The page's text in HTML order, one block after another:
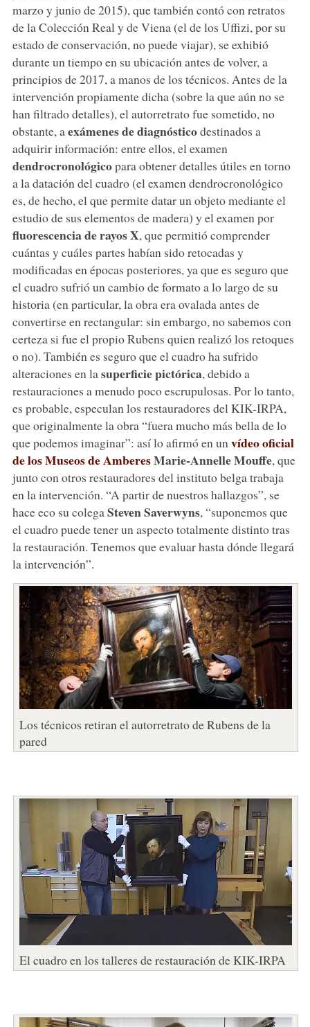
marzo y junio de 2015), que también contó con retratos
de la Colección Real y de Viena (el de los Uffizi, por su
estado de conservación, no puede viajar), se exhibió
durante un tiempo en su ubicación antes de volver, a
principios de 2017, a manos de los técnicos. Antes de la
intervención propiamente dicha (sobre la que aún no se
han filtrado detalles), el autorretrato fue sometido, no
obstante, a exámenes de diagnósticodestinados a
adquirir información: entre ellos, el examen
dendrocronológicopara obtener detalles útiles en torno
a la datación del cuadro (el examen dendrocronológico
es, de hecho, el que permite datar un objeto mediante el
estudio de sus elementos de madera) y el examen por
fluorescencia de rayos X, que permitió comprender
cuántas y cuáles partes habían sido retocadas y
modificadas en épocas posteriores, ya que es seguro que
el cuadro sufrió un cambio de formato a lo largo de su
historia (en particular, la obra era ovalada antes de
convertirse en rectangular: sin embargo, no sabemos con
certeza si fue el propio Rubens quien realizó los retoques
o no). También es seguro que el cuadro ha sufrido
alteraciones en la superficie pictórica, debido a
restauraciones a menudo poco escrupulosas. Por lo tanto,
es probable, especulan los restauradores del KIK-IRPA,
que originalmente la obra “fuera mucho más bella de lo
que podemos imaginar”: así lo afirmó en un vídeo oficial
de los Museos de AmberesMarie-Annelle Mouffe, que
junto con otros restauradores del instituto belga trabaja
en la intervención. “A partir de nuestros hallazgos”, se
hace eco su colega Steven Saverwyns, “suponemos que
el cuadro puede tener un aspecto totalmente distinto tras
la restauración. Tenemos que evaluar hasta dónde llegará
la intervención”.
Los técnicos retiran el autorretrato de Rubens de la
pared
El cuadro en los talleres de restauración de KIK-IRPA